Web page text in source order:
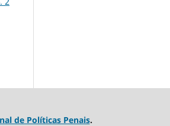
de Políticas Penais.